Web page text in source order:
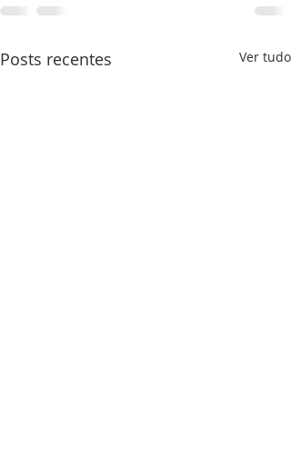
Posts recentes Ver tudo